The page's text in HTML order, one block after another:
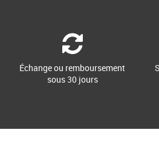
Échange ou remboursement
sous 30 jours